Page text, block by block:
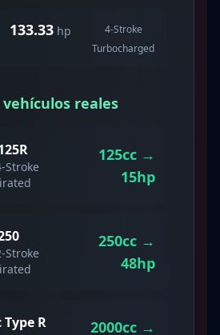
133.33 hp
4-Stroke
Turbocharged
vehículos reales
Stroke
125cc →
15hp
Stroke
250cc →
48hp
R 2000cc →